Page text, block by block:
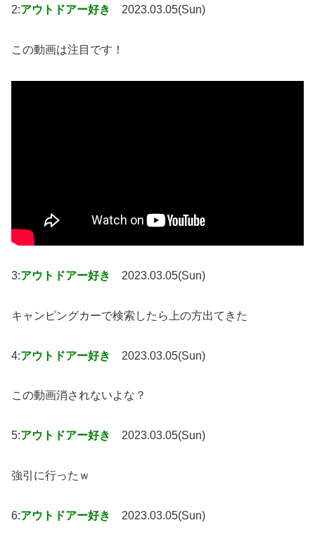
2:アウトドアー好き 2023.03.05(Sun)
この動画は注目です！
3:アウトドアー好き 2023.03.05(Sun)
キャンピングカーで検索したら上の方出てきた
4:アウトドアー好き 2023.03.05(Sun)
この動画消されないよな？
5:アウトドアー好き 2023.03.05(Sun)
強引に行ったｗ
6:アウトドアー好き 2023.03.05(Sun)